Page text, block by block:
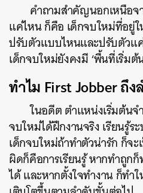
คำถามสำคัญนอกเหนือจ
แค่ไหน ก็คือ เด็กจบใหม่ที่อยู่ใ
ปรับตัวแบบไหนและปรับตัวแ
เด็กจบใหม่ยังคงมี ‘พื้นที่เริ่มต้
ทำไม First Jobber ถึ
ในอดีต ตำแหน่งเริ่มต้น
จบใหม่ได้ฝึกงานจริง เรียนรู้ร
เด็กจบใหม่ถ้าทำตัวน่ารัก ก็จ
ผิดก็คือการเรียนรู้ หากทำถูก
ได้ และหากตั้งใจทำงาน ก็ทำ